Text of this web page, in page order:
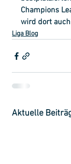
Champions
wird dort
Liga Blog
Aktuelle